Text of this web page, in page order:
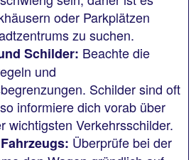
oder Parkplätzen
zu suchen.
Schilder: Beachte die
und
Schilder sind oft
informiere dich vorab über
wichtigsten Verkehrsschilder.
Überprüfe bei der